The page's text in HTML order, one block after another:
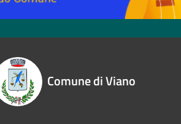
Comune di Viano